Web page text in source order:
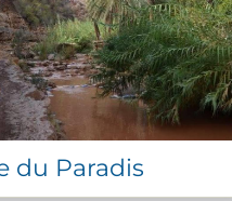
du Paradis